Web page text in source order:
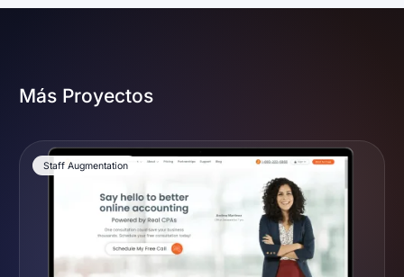
Más Proyectos
Staff Augmentation